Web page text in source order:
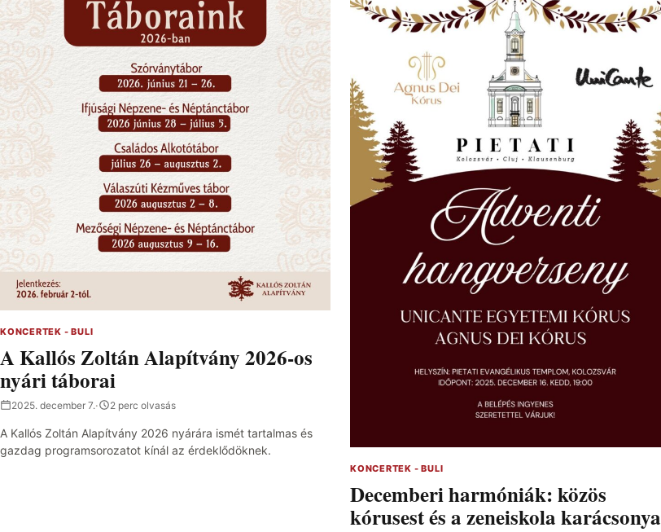
KONCERTEK - BULI
A Kallós Zoltán Alapítvány 2026-os
nyári táborai
2025. december 7.· 2 perc olvasás
A Kallós Zoltán Alapítvány 2026 nyárára ismét tartalmas és
gazdag programsorozatot kínál az érdeklődöknek.
KONCERTEK - BULI
Decemberi harmóniák: közös
kórusest és a zeneiskola karácsonya